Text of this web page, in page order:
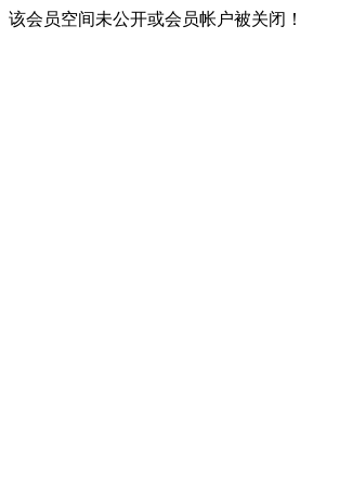
该会员空间未公开或会员帐户被关闭！